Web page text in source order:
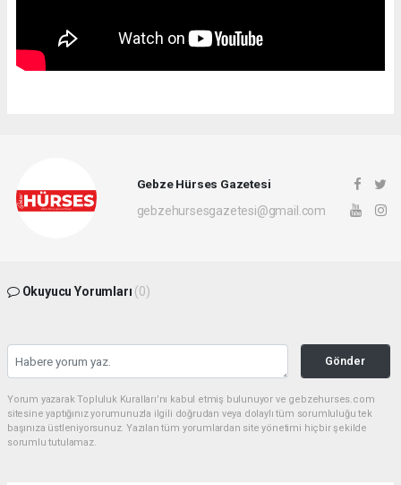
Gebze Hürses Gazetesi
gebzehursesgazetesi@gmail.com
Okuyucu Yorumları (0)
Gönder
Yorum yazarak Topluluk Kuralları’nı kabul etmiş bulunuyor ve gebzehurses.com
sitesine yaptığınız yorumunuzla ilgili doğrudan veya dolaylı tüm sorumluluğu tek
başınıza üstleniyorsunuz. Yazılan tüm yorumlardan site yönetimi hiçbir şekilde
sorumlu tutulamaz.